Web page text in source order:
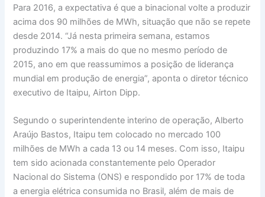
Para 2016, a expectativa é que a binacional volte a produzir
acima dos 90 milhões de MWh, situação que não se repete
desde 2014. “Já nesta primeira semana, estamos
produzindo 17% a mais do que no mesmo período de
2015, ano em que reassumimos a posição de liderança
mundial em produção de energia”, aponta o diretor técnico
executivo de Itaipu, Airton Dipp.
Segundo o superintendente interino de operação, Alberto
Araújo Bastos, Itaipu tem colocado no mercado 100
milhões de MWh a cada 13 ou 14 meses. Com isso, Itaipu
tem sido acionada constantemente pelo Operador
Nacional do Sistema (ONS) e respondido por 17% de toda
a energia elétrica consumida no Brasil, além de mais de